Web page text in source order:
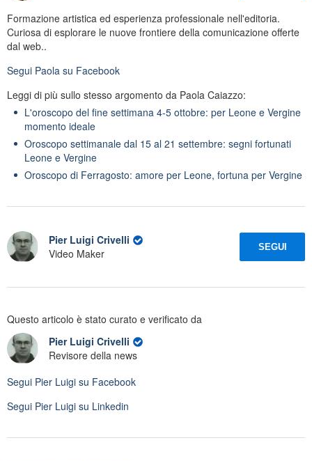
Formazione artistica ed esperienza professionale nell'editoria.
Curiosa di esplorare le nuove frontiere della comunicazione offerte
dal web..
Segui Paola su Facebook
Leggi di più sullo stesso argomento da Paola Caiazzo:
L'oroscopo del fine settimana 4-5 ottobre: per Leone e Vergine
momento ideale
Oroscopo settimanale dal 15 al 21 settembre: segni fortunati
Leone e Vergine
Oroscopo di Ferragosto: amore per Leone, fortuna per Vergine
Pier Luigi Crivelli
Video Maker
SEGUI
Questo articolo è stato curato e verificato da
Pier Luigi Crivelli
Revisore della news
Segui Pier Luigi su Facebook
Segui Pier Luigi su Linkedin